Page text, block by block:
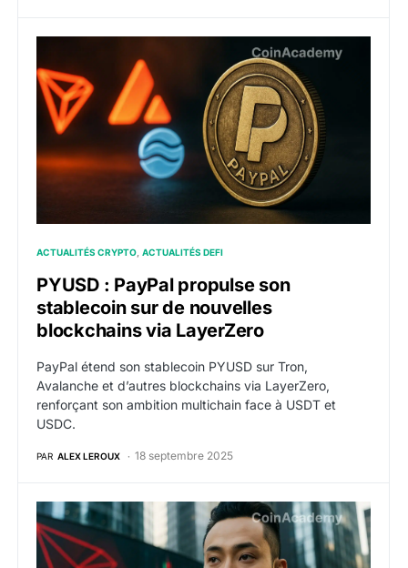
PYUSD : PayPal propulse son stablecoin sur de
ACTUALITÉS CRYPTO ACTUALITÉS DEFI
PYUSD : PayPal propulse son
stablecoin sur de nouvelles
blockchains via LayerZero
PayPal étend son stablecoin PYUSD sur Tron,
Avalanche et d’autres blockchains via LayerZero,
renforçant son ambition multichain face à USDT et
USDC.
PAR ALEX LEROUX 18 septembre 2025
Tron Inc. lève 1 milliard $ pour miser encore plus